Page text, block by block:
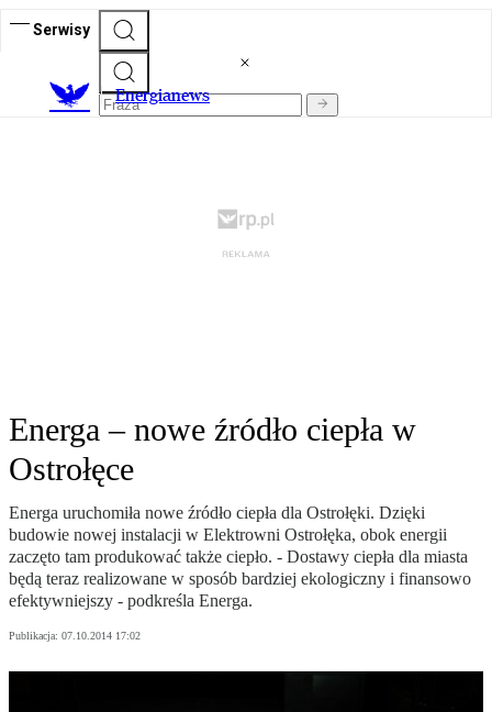
Serwisy
Energianews
Energa – nowe źródło ciepła w
Ostrołęce
Energa uruchomiła nowe źródło ciepła dla Ostrołęki. Dzięki
budowie nowej instalacji w Elektrowni Ostrołęka, obok energii
zaczęto tam produkować także ciepło. - Dostawy ciepła dla miasta
będą teraz realizowane w sposób bardziej ekologiczny i finansowo
efektywniejszy - podkreśla Energa.
Publikacja: 07.10.2014 17:02